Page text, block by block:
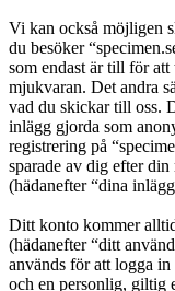
Vi kan också möjligen
du besöker
som endast är till för
mjukvaran. Det andra
vad du skickar till oss.
inlägg gjorda som
registrering på
sparade av dig efter
(hädanefter “dina
Ditt konto kommer
(hädanefter “ditt
används för att logga
och en personlig, giltig